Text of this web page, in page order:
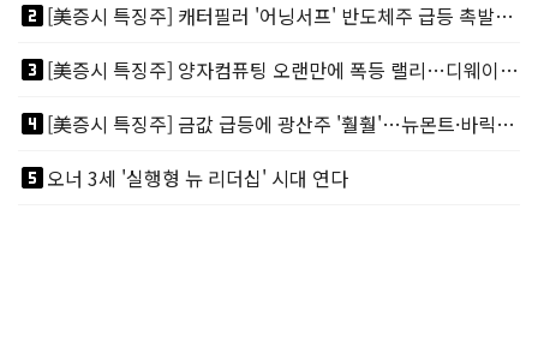
looks_two
[美증시 특징주] 캐터필러 '어닝서프' 반도체주 급등 촉발…"AI 데이터센터 건설 강력"
looks_3
[美증시 특징주] 양자컴퓨팅 오랜만에 폭등 랠리…디웨이브·아이온큐 주도
looks_4
[美증시 특징주] 금값 급등에 광산주 '훨훨'…뉴몬트·바릭마이닝 주도
looks_5오너 3세 '실행형 뉴 리더십' 시대 연다